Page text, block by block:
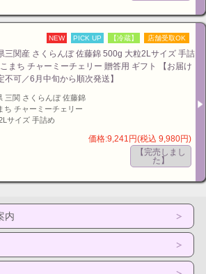
NEW PICK UP 【冷蔵】 店舗受取OK
三関産 さくらんぼ 佐藤錦 500g 大粒2Lサイズ 手詰
まち チャーミーチェリー 贈答用 ギフト 【お届け
不可／6月中旬から順次発送】
三関 さくらんぼ 佐藤錦
ち チャーミーチェリー
サイズ 手詰め
価格:9,241円(税込 9,980円)
【完売しまし
た】
内